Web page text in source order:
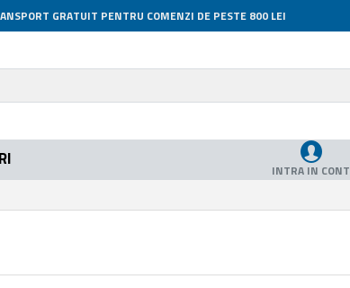
GRATUIT PENTRU COMENZI DE PESTE 800 LEI
INTRA IN CONT